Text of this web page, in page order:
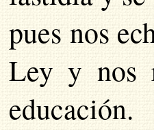
pues nos
Ley y nos
educación.